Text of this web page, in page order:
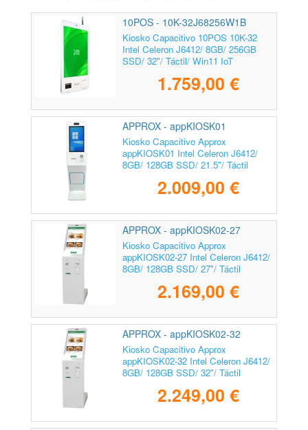
10POS - 10K-32J68256W1B
Kiosko Capacitivo 10POS 10K-32
Intel Celeron J6412/ 8GB/ 256GB
SSD/ 32"/ Táctil/ Win11 IoT
1.759,00 €
APPROX - appKIOSK01
Kiosko Capacitivo Approx
appKIOSK01 Intel Celeron J6412/
8GB/ 128GB SSD/ 21.5"/ Táctil
2.009,00 €
APPROX - appKIOSK02-27
Kiosko Capacitivo Approx
appKIOSK02-27 Intel Celeron J6412/
8GB/ 128GB SSD/ 27"/ Táctil
2.169,00 €
APPROX - appKIOSK02-32
Kiosko Capacitivo Approx
appKIOSK02-32 Intel Celeron J6412/
8GB/ 128GB SSD/ 32"/ Táctil
2.249,00 €